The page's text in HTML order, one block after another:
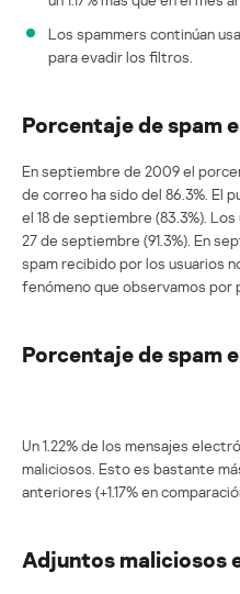
Los spammers continúan
para evadir los filtros.
Porcentaje de spam
En septiembre de 2009 el
de correo ha sido del 86.3%. El
el 18 de septiembre (83.3%).
27 de septiembre (91.3%). En
spam recibido por los usuarios
fenómeno que observamos por
Porcentaje de spam
Un 1.22% de los mensajes
maliciosos. Esto es bastante
anteriores (+1.17% en
Adjuntos maliciosos